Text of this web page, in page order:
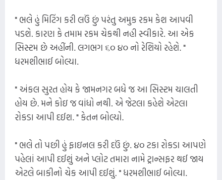
" ભલે હું મિટિંગ કરી લઉં છું પરંતુ અમુક રકમ કેશ આપવી
પડશે. કારણ કે તમામ રકમ ચેકથી નહી સ્વીકારે. આ એક
સિસ્ટમ છે અહીંની. લગભગ ૬૦ ૪૦ નો રેશિયો રહેશે. "
ધરમશીભાઈ બોલ્યા.
" અંકલ સુરત હોય કે જામનગર બધે જ આ સિસ્ટમ ચાલતી
હોય છે. મને કોઇ જ વાંધો નથી. એ જેટલા કહેશે એટલા
રોકડા આપી દઈશ. " કેતન બોલ્યો.
" ભલે તો પછી હું ફાઇનલ કરી દઉં છું. ૪૦ ટકા રોકડા આપણે
પહેલાં આપી દઈશું અને પ્લોટ તમારા નામે ટ્રાન્સફર થઈ જાય
એટલે બાકીનો ચેક આપી દઈશું. " ધરમશીભાઈ બોલ્યા.